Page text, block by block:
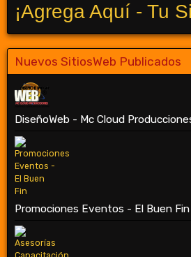
¡Agrega Aquí - Tu
Nuevos SitiosWeb Publicados
DiseñoWeb - Mc Cloud
Promociones Eventos - El Buen Fin